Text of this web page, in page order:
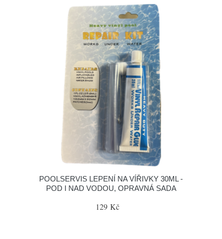
POOLSERVIS LEPENÍ NA VÍŘIVKY 30ML -
POD I NAD VODOU, OPRAVNÁ SADA
129 Kč